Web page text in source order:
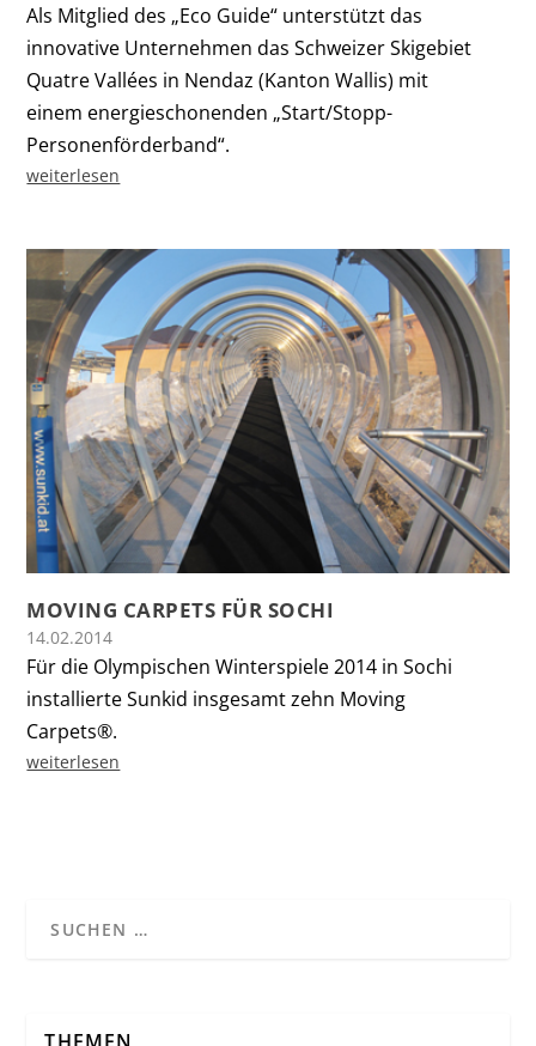
Als Mitglied des „Eco Guide“ unterstützt das
innovative Unternehmen das Schweizer Skigebiet
Quatre Vallées in Nendaz (Kanton Wallis) mit
einem energieschonenden „Start/Stopp-
Personenförderband“.
weiterlesen
MOVING CARPETS FÜR SOCHI
14.02.2014
Für die Olympischen Winterspiele 2014 in Sochi
installierte Sunkid insgesamt zehn Moving
Carpets®.
weiterlesen